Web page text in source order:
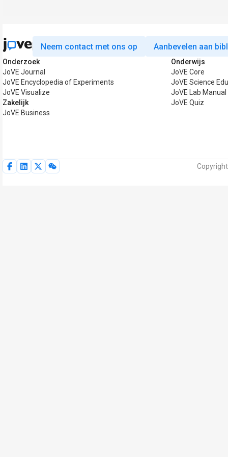
Neem contact met ons op Aanbevelen aan
Onderzoek
JoVE Journal
JoVE Encyclopedia of Experiments
JoVE Visualize
Zakelijk
JoVE Business
Onderwijs
JoVE Core
JoVE Science
JoVE Lab Manual
JoVE Quiz